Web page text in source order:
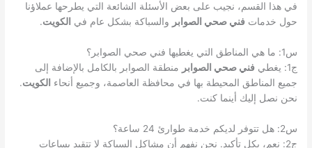
في هذا القسم، نجيب على بعض الأسئلة الشائعة التي يطرحها عملاؤنا
حول خدماتفني صحي الصوابر والسباكة بشكل عام في الكويت.
س1: ما هي المناطق التي يغطيها فني صحي الصوابر؟
ج1: يغطي
فني صحي الصوابر منطقة الصوابر بالكامل بالإضافة إلى
جميع المناطق المحيطة بها في محافظة العاصمة، وجميع أنحاء الكويت.
نحن نصل إليك أينما كنت.
س2: هل تتوفر لديكم خدمة طوارئ 24 ساعة؟
ج2: نعم، بكل تأكيد. نحن نفهم أن مشاكل السباكة لا تتقيد بساعات